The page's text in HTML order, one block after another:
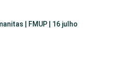
| FMUP | 16 julho